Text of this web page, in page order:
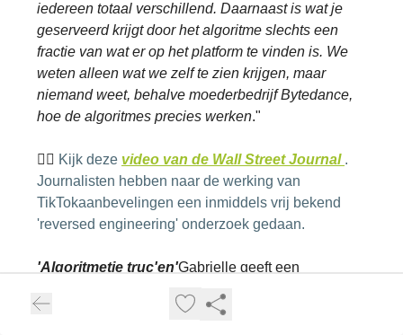
iedereen totaal verschillend. Daarnaast is wat je
geserveerd krijgt door het algoritme slechts een
fractie van wat er op het platform te vinden is. We
weten alleen wat we zelf te zien krijgen, maar
niemand weet, behalve moederbedrijf Bytedance,
hoe de algoritmes precies werken."
👉🏽 Kijk deze video van de Wall Street Journal .
Journalisten hebben naar de werking van
TikTokaanbevelingen een inmiddels vrij bekend
'reversed engineering' onderzoek gedaan.
'Algoritmetje truc'en'Gabrielle geeft een
proberen om deze algoritmes te omzeilen. Aguilar